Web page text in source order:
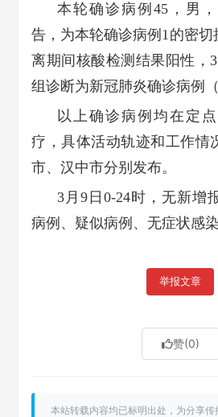
本轮确诊病例45，男
告，为本轮确诊病例1的密切
离期间核酸检测结果阳性，
组诊断为新冠肺炎确诊病例（
以上确诊病例均在定
疗，具体活动轨迹和工作情
市、汉中市分别发布。
3月9日0-24时，无新增
病例、疑似病例、无症状感染
举报文章
赞(0)
本站转载内容均已标明出处，为分享传